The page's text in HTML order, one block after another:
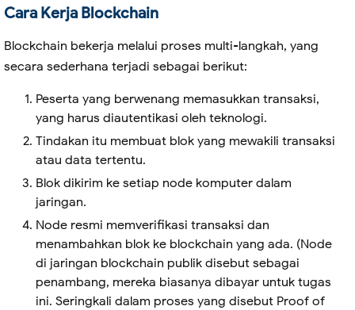
Cara Kerja Blockchain
Blockchain bekerja melalui proses multi-langkah, yang
secara sederhana terjadi sebagai berikut:
Peserta yang berwenang memasukkan transaksi,
yang harus diautentikasi oleh teknologi.
Tindakan itu membuat blok yang mewakili transaksi
atau data tertentu.
Blok dikirim ke setiap node komputer dalam
jaringan.
Node resmi memverifikasi transaksi dan
menambahkan blok ke blockchain yang ada. (Node
di jaringan blockchain publik disebut sebagai
penambang, mereka biasanya dibayar untuk tugas
ini. Seringkali dalam proses yang disebut Proof of